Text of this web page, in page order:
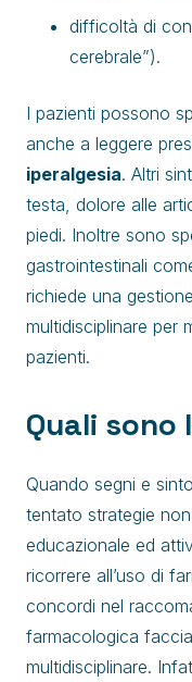
difficoltà di
cerebrale”).
I pazienti possono
anche a leggere
iperalgesia. Altri
testa, dolore alle
piedi. Inoltre sono
gastrointestinali
richiede una
multidisciplinare per
pazienti.
Quali sono
Quando segni e
tentato strategie
educazionale ed
ricorrere all’uso di
concordi nel
farmacologica
multidisciplinare.